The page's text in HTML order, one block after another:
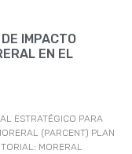
IMPACTO
EN EL
ESTRATÉGICO PARA
(PARCENT) PLAN
MORERAL